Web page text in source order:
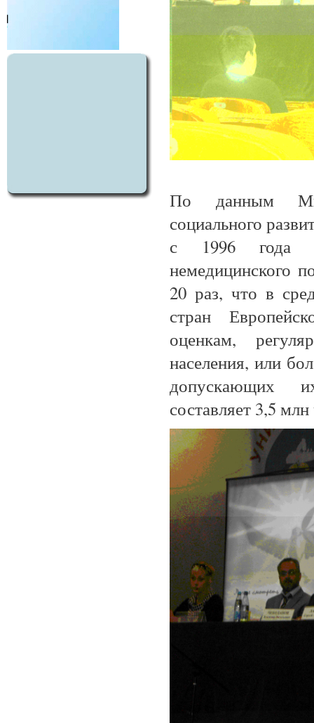
По данным
социального
с 1996 года
немедицинского
20 раз, что в
стран
оценкам,
населения, или
допускающих
составляет 3,5